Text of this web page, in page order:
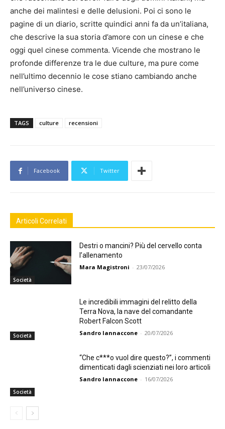
anche dei malintesi e delle delusioni. Poi ci sono le
pagine di un diario, scritte quindici anni fa da un’italiana,
che descrive la sua storia d’amore con un cinese e che
oggi quel cinese commenta. Vicende che mostrano le
profonde differenze tra le due culture, ma pure come
nell’ultimo decennio le cose stiano cambiando anche
nell’universo cinese.
TAGS culture recensioni
Facebook Twitter
Articoli Correlati
Società
Destri o mancini? Più del cervello conta
l’allenamento
Mara Magistroni - 23/07/2026
Società
Le incredibili immagini del relitto della
Terra Nova, la nave del comandante
Robert Falcon Scott
Sandro Iannaccone - 20/07/2026
Società
“Che c***o vuol dire questo?”, i commenti
dimenticati dagli scienziati nei loro articoli
Sandro Iannaccone - 16/07/2026